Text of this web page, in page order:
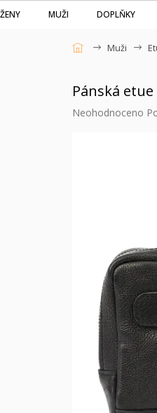
Přejít
na
ŽENY MUŽI DOPLŇKY
Muži
Pánská
Průměrné
Neohodnoceno